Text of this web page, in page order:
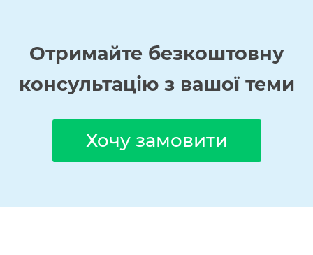
Отримайте безкоштовну
консультацію з вашої теми
Хочу замовити